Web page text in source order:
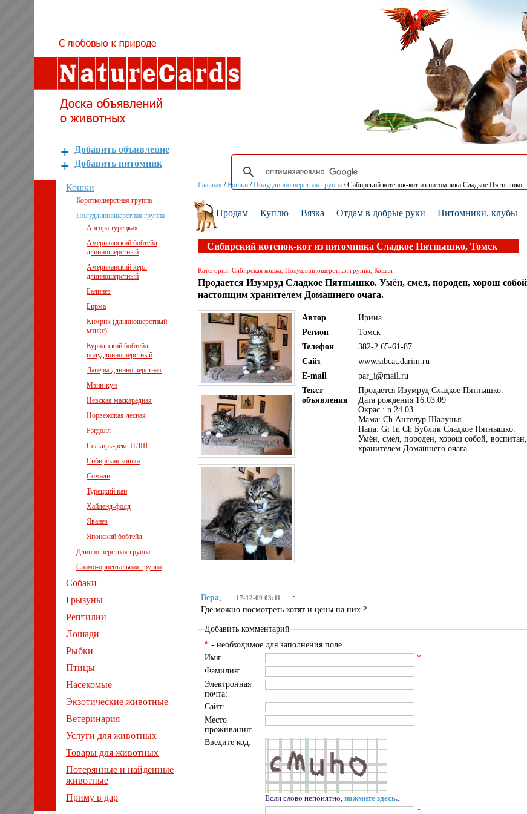
Добавить объявление
Добавить питомник
Кошки
Короткошерстная группа
Полудлинношерстная группа
Ангора турецкая
Американский бобтейл
длинношерстный
Американский керл
длинношерстный
Балинез
Бирма
Кимрик (длинношерстный
мэнкс)
Курильский бобтейл
полудлинношерстный
Лаперм длинношерстная
Мэйн-кун
Невская маскарадная
Норвежская лесная
Рэгдолл
Селкирк-рекс ПДШ
Сибирская кошка
Сомали
Турецкий ван
Хайленд-фолд
Яванез
Японский бобтейл
Длинношерстная группа
Сиамо-ориентальная группа
Собаки
Грызуны
Рептилии
Лошади
Рыбки
Птицы
Насекомые
Экзотические животные
Ветеринария
Услуги для животных
Товары для животных
Потерянные и найденные
животные
Приму в дар
Главная /Кошки /Полудлинношерстная группа /Сибирский котенок-кот из питомника Сладкое Пятнышко,
Продам Куплю Вязка Отдам в добрые руки Питомники, клубы
Сибирский котенок-кот из питомника Сладкое Пятнышко, Томск
Категория: Сибирская кошка, Полудлинношерстная группа, Кошки
Продается Изумруд Сладкое Пятнышко. Умён, смел, породен, хорош
настоящим хранителем Домашнего очага.
Автор
Ирина
Регион
Томск
Телефон
382-2 65-61-87
Сайт
www.sibcat.darim.ru
E-mail
par_i@mail.ru
Текст
объявления
Продается Изумруд Сладкое Пятнышко.
Дата рождения 16.03.09
Окрас : n 24 03
Мама: Ch Ангелур Шалунья
Папа: Gr In Ch Бублик Сладкое Пятнышко.
Умён, смел, породен, хорош собой,
хранителем Домашнего очага.
Вера, 17-12-09 03:11
:
Где можно посмотреть котят и цены на них ?
Добавить комментарий
* - необходимое для заполнения поле
Имя:
*
Фамилия:
Электронная
почта:
Сайт:
Место
проживания:
Введите код:
Если слово непонятно, нажмите здесь..
*